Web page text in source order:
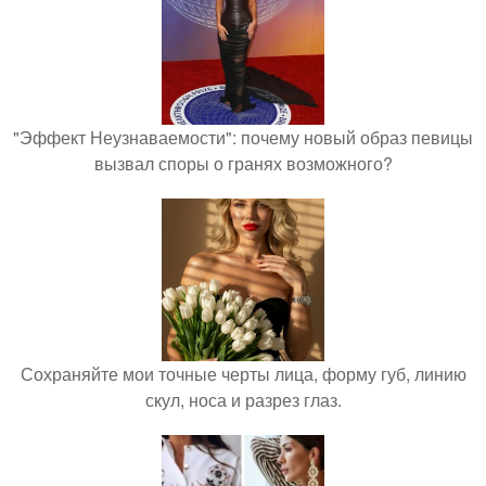
"Эффект Неузнаваемости": почему новый образ певицы
вызвал споры о гранях возможного?
Сохраняйте мои точные черты лица, форму губ, линию
скул, носа и разрез глаз.